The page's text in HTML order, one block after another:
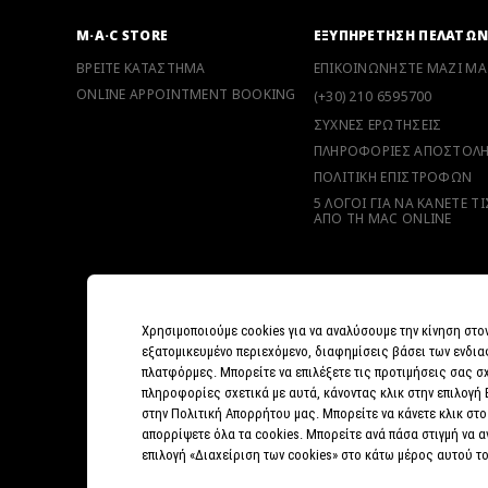
M·A·C STORE
ΒΡΕΙΤΕ ΚΑΤΑΣΤΗΜΑ
ONLINE APPOINTMENT BOOKING
ΕΞΥΠΗΡΕΤΗΣΗ ΠΕΛΑΤΩΝ
ΕΠΙΚΟΙΝΩΝΗΣΤΕ ΜΑΖΙ
(+30) 210 6595700
ΣΥΧΝΕΣ ΕΡΩΤΗΣΕΙΣ
ΠΛΗΡΟΦΟΡΙΕΣ
ΠΟΛΙΤΙΚΗ ΕΠΙΣΤΡΟΦΩΝ
5 ΛΟΓΟΙ ΓΙΑ ΝΑ ΚΑΝΕΤΕ
ΑΠΟ ΤΗ MAC ONLINE
Χρησιμοποιούμε cookies για να αναλύσουμε την κίνηση
εξατομικευμένο περιεχόμενο, διαφημίσεις βάσει των
πλατφόρμες. Μπορείτε να επιλέξετε τις προτιμήσεις σας
πληροφορίες σχετικά με αυτά, κάνοντας κλικ στην
στην Πολιτική Απορρήτου μας. Μπορείτε να κάνετε κλικ
απορρίψετε όλα τα cookies. Μπορείτε ανά πάσα στιγμή να
επιλογή «Διαχείριση των cookies» στο κάτω μέρος αυτού